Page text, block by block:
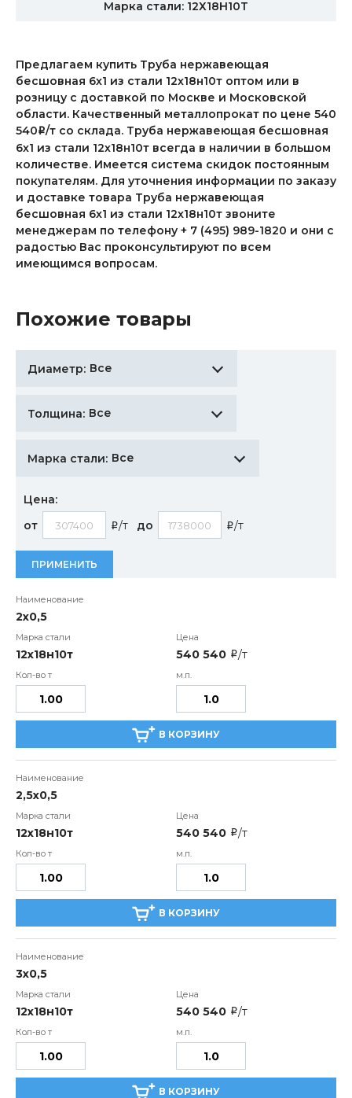
Марка стали: 12Х18Н10Т
Предлагаем купить Труба нержавеющая
бесшовная 6х1 из стали 12х18н10т оптом или в
розницу с доставкой по Москве и Московской
области. Качественный металлопрокат по цене 540
540i/т со склада. Труба нержавеющая бесшовная
6х1 из стали 12х18н10т всегда в наличии в большом
количестве. Имеется система скидок постоянным
покупателям. Для уточнения информации по заказу
и доставке товара Труба нержавеющая
бесшовная 6х1 из стали 12х18н10т звоните
менеджерам по телефону + 7 (495) 989-1820 и они с
радостью Вас проконсультируют по всем
имеющимся вопросам.
Похожие товары
Диаметр: Все
Толщина: Все
Марка стали: Все
Цена:
от
i/т до i/т
ПРИМЕНИТЬ
2х0,5
12х18н10т 540 540 i/т
В КОРЗИНУ
2,5х0,5
12х18н10т 540 540 i/т
В КОРЗИНУ
3х0,5
12х18н10т 540 540 i/т
В КОРЗИНУ